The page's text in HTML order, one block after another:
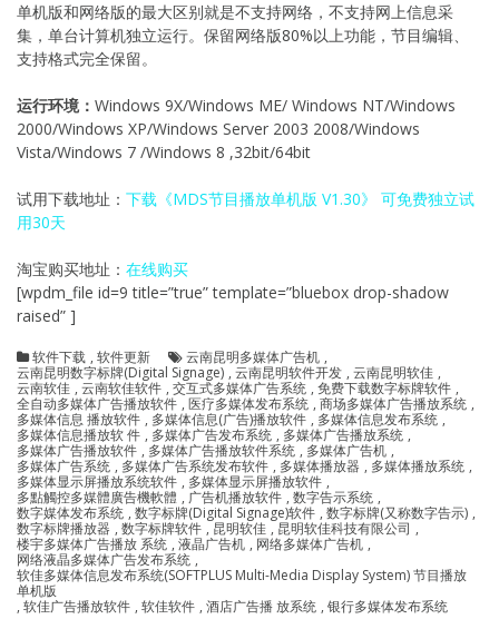
单机版和网络版的最大区别就是不支持网络，不支持网上信息采
集，单台计算机独立运行。保留网络版80%以上功能，节目编辑、
支持格式完全保留。
运行环境： Windows 9X/Windows ME/ Windows NT/Windows
2000/Windows XP/Windows Server 2003 2008/Windows
Vista/Windows 7 /Windows 8 ,32bit/64bit
试用下载地址： 下载《MDS节目播放单机版 V1.30》 可免费独立试
用30天
淘宝购买地址： 在线购买
[wpdm_file id=9 title=”true” template=”bluebox drop-shadow
raised” ]
软件下载 , 软件更新 云南昆明多媒体广告机 ,
云南昆明数字标牌(Digital Signage) , 云南昆明软件开发 , 云南昆明软佳 ,
云南软佳 , 云南软佳软件 , 交互式多媒体广告系统 , 免费下载数字标牌软件 ,
全自动多媒体广告播放软件 , 医疗多媒体发布系统 , 商场多媒体广告播放系统 ,
多媒体信息 播放软件 , 多媒体信息(广告)播放软件 , 多媒体信息发布系统 ,
多媒体信息播放软 件 , 多媒体广告发布系统 , 多媒体广告播放系统 ,
多媒体广告播放软件 , 多媒体广告播放软件系统 , 多媒体广告机 ,
多媒体广告系统 , 多媒体广告系统发布软件 , 多媒体播放器 , 多媒体播放系统 ,
多媒体显示屏播放系统软件 , 多媒体显示屏播放软件 ,
多點觸控多媒體廣告機軟體 , 广告机播放软件 , 数字告示系统‎ ,
数字媒体发布系统 , 数字标牌(Digital Signage)软件 , 数字标牌(又称数字告示) ,
数字标牌播放器 , 数字标牌软件 , 昆明软佳 , 昆明软佳科技有限公司 ,
楼宇多媒体广告播放 系统 , 液晶广告机 , 网络多媒体广告机 ,
网络液晶多媒体广告发布系统 ,
软佳多媒体信息发布系统(SOFTPLUS Multi-Media Display System) 节目播放
单机版
, 软佳广告播放软件 , 软佳软件 , 酒店广告播 放系统 , 银行多媒体发布系统